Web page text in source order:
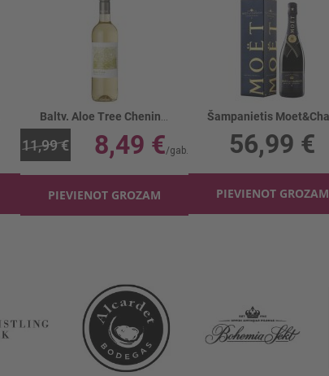
Baltv. Aloe Tree Chenin Blanc 12.5%
11,99 € 8,49 €
PIEVIENOT GROZAM
56,99 €
PIEVIENOT GROZAM